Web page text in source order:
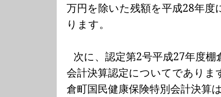
万円を除いた残額を平成28年度
ります。
次に、認定第2号平成27年度棚
会計決算認定についてでありま
倉町国民健康保険特別会計決算